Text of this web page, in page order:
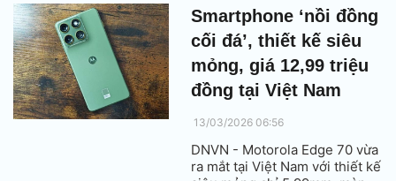
hé lộ nhiều khoảnh khắc hạnh
phúc, lãng mạn của cặp đôi ở
buổi tiệc thân mật với sự góp
mặt của gia đình, bạn bè và
các nghệ sĩ Việt.
Smartphone ‘nồi đồng
cối đá’, thiết kế siêu
mỏng, giá 12,99 triệu
đồng tại Việt Nam
13/03/2026 06:56
DNVN - Motorola Edge 70 vừa
ra mắt tại Việt Nam với thiết kế